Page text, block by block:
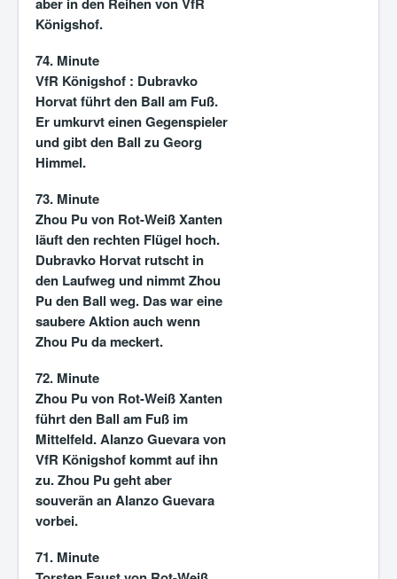
Königshof.
74. Minute
VfR Königshof : Dubravko
Horvat führt den Ball am Fuß.
Er umkurvt einen Gegenspieler
und gibt den Ball zu Georg
Himmel.
73. Minute
Zhou Pu von Rot-Weiß Xanten
läuft den rechten Flügel hoch.
Dubravko Horvat rutscht in
den Laufweg und nimmt Zhou
Pu den Ball weg. Das war eine
saubere Aktion auch wenn
Zhou Pu da meckert.
72. Minute
Zhou Pu von Rot-Weiß Xanten
führt den Ball am Fuß im
Mittelfeld. Alanzo Guevara von
VfR Königshof kommt auf ihn
zu. Zhou Pu geht aber
souverän an Alanzo Guevara
vorbei.
71. Minute